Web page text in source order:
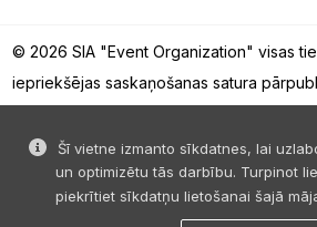
Šī vietne izmanto sīkdatnes, lai
un optimizētu tās darbību. Turpinot
piekrītiet sīkdatņu lietošanai šajā
© 2026 SIA "Event Organization" visas
iepriekšējas saskaņošanas satura